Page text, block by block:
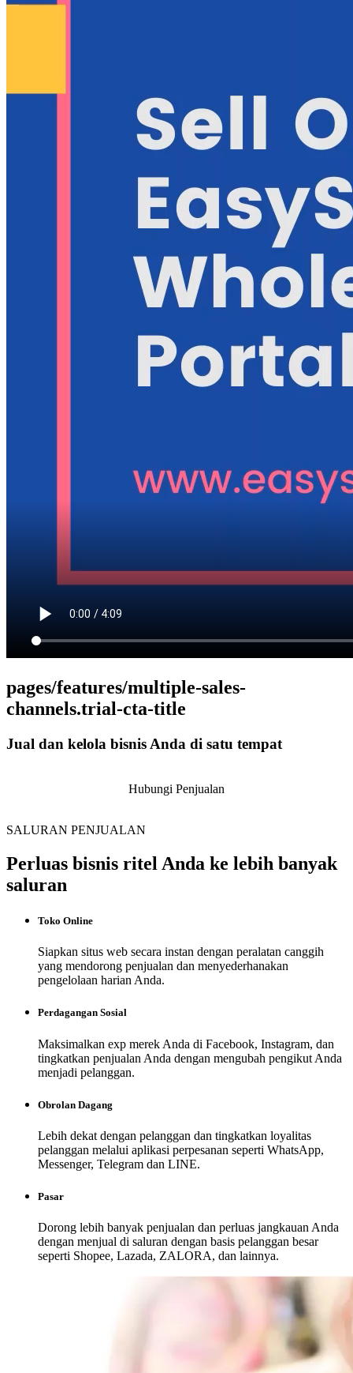
pages/features/multiple-sales-
channels.trial-cta-title
Jual dan kelola bisnis Anda di satu tempat
Hubungi Penjualan
SALURAN PENJUALAN
Perluas bisnis ritel Anda ke lebih banyak
saluran
Toko Online
Siapkan situs web secara instan dengan peralatan canggih
yang mendorong penjualan dan menyederhanakan
pengelolaan harian Anda.
Perdagangan Sosial
Maksimalkan exp merek Anda di Facebook, Instagram, dan
tingkatkan penjualan Anda dengan mengubah pengikut Anda
menjadi pelanggan.
Obrolan Dagang
Lebih dekat dengan pelanggan dan tingkatkan loyalitas
pelanggan melalui aplikasi perpesanan seperti WhatsApp,
Messenger, Telegram dan LINE.
Pasar
Dorong lebih banyak penjualan dan perluas jangkauan Anda
dengan menjual di saluran dengan basis pelanggan besar
seperti Shopee, Lazada, ZALORA, dan lainnya.